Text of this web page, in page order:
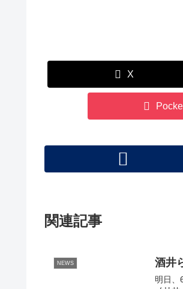
X
関連記事
NEWS 酒井
明日、